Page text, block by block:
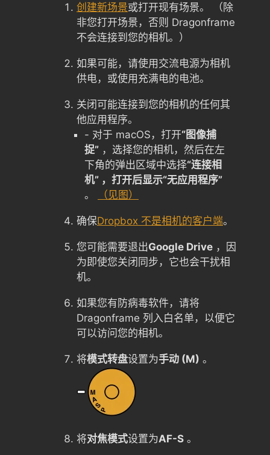
创建新场景或打开现有场景。 （除
非您打开场景，否则 Dragonframe
不会连接到您的相机。）
如果可能，请使用交流电源为相机
供电，或使用充满电的电池。
关闭可能连接到您的相机的任何其
他应用程序。
- 对于 macOS，打开“图像捕
捉” ，选择您的相机，然后在左
下角的弹出区域中选择“连接相
机” ，打开后显示“无应用程序”
。
（见图）
确保Dropbox 不是相机的客户端。
您可能需要退出Google Drive ，因
为即使您关闭同步，它也会干扰相
机。
如果您有防病毒软件，请将
Dragonframe 列入白名单，以便它
可以访问您的相机。
将模式转盘设置为手动 (M) 。
将对焦模式设置为AF-S 。